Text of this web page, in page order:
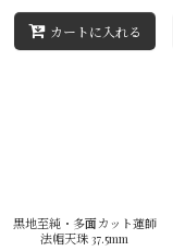
カートに入れる
黒地至純・多面カット蓮師
法帽天珠 37.5mm